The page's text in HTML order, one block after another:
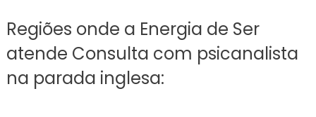
Consulta de tarot online
Consulta tarot presencial
Consulta tarot em santana
Regiões onde a Energia de Ser
atende Consulta com psicanalista
na parada inglesa: